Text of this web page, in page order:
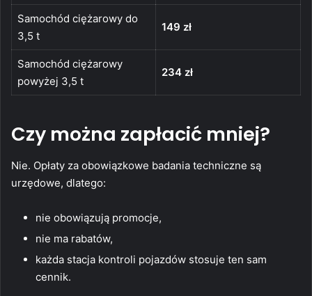
Samochód ciężarowy do
3,5 t
149 zł
Samochód ciężarowy
powyżej 3,5 t
234 zł
Czy można zapłacić mniej?
Nie. Opłaty za obowiązkowe badania techniczne są
urzędowe, dlatego:
nie obowiązują promocje,
nie ma rabatów,
każda stacja kontroli pojazdów stosuje ten sam
cennik.